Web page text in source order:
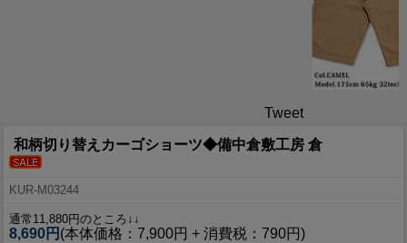
Tweet
和柄切り替えカーゴショーツ◆備中倉敷工房 倉
KUR-M03244
通常11,880円のところ↓↓
8,690円 (本体価格：7,900円 + 消費税：790円)